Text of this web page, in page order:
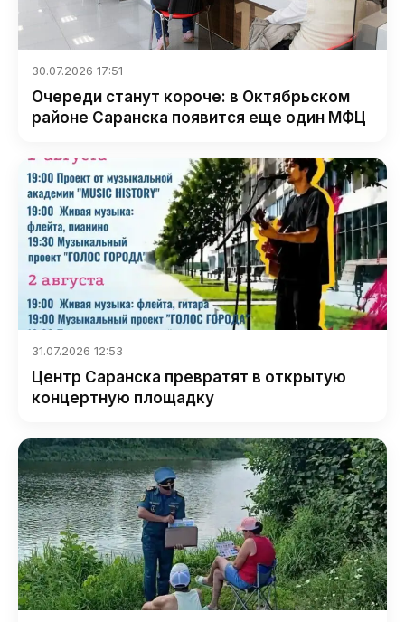
30.07.2026 17:51
Очереди станут короче: в Октябрьском
районе Саранска появится еще один МФЦ
31.07.2026 12:53
Центр Саранска превратят в открытую
концертную площадку